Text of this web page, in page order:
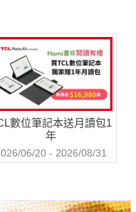
人生又悄然降臨……
一個令人難忘的故事，
們為何而讀、為何而愛的
「閱讀」本身也成為貫穿
上掛著褪色的招牌，
界，一書一天堂。｣
數位筆記本送月讀包1
年
06/20 - 2026/08/31